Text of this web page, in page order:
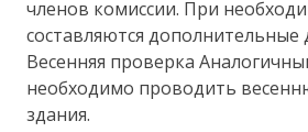
членов комиссии. При
составляются дополнительные
Весенняя проверка
необходимо проводить
здания.